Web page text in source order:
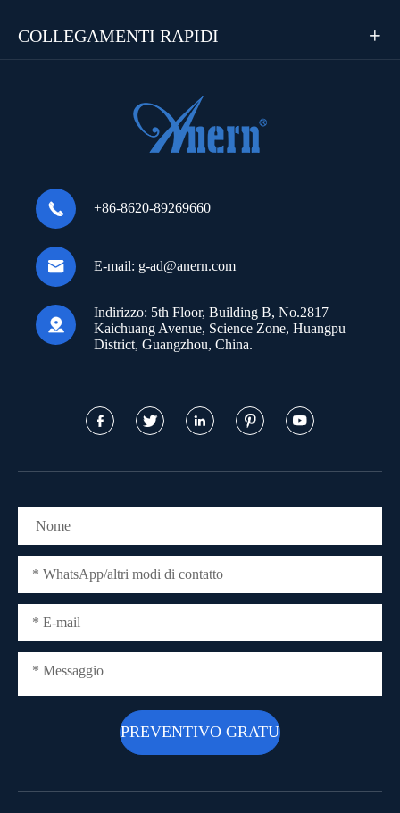
COLLEGAMENTI RAPIDI 
 +86-8620-89269660
 E-mail: g-ad@anern.com

Indirizzo: 5th Floor, Building B, No.2817
Kaichuang Avenue, Science Zone, Huangpu
District, Guangzhou, China.
    